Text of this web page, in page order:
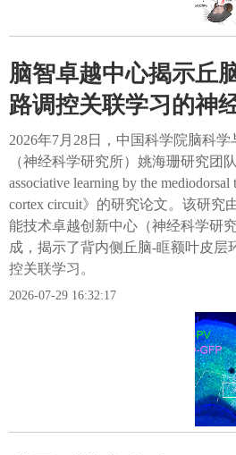
脑智卓越中心揭示丘
路调控关联学习的神
2026年7月28日，中国科学院脑科
（神经科学研究所）姚海珊研究团
associative learning by the mediodorsal
cortex circuit》的研究论文。该研究
能技术卓越创新中心（神经科学研
成，揭示了背内侧丘脑-眶额叶皮层
控关联学习。
2026-07-29 16:32:17